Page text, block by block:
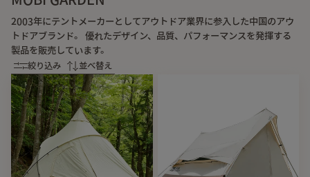
2003年にテントメーカーとしてアウトドア業界に参入した中国のアウ
トドアブランド。 優れたデザイン、品質、パフォーマンスを発揮する
製品を販売しています。
絞り込み 並べ替え